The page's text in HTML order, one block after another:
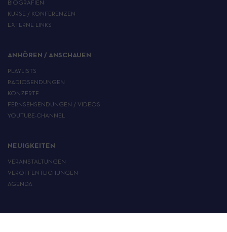
BIOGRAFIEN
KURSE / KONFERENZEN
EXTERNE LINKS
ANHÖREN / ANSCHAUEN
PLAYLISTS
RADIOSENDUNGEN
KONZERTE
FERNSEHSENDUNGEN / VIDEOS
YOUTUBE-CHANNEL
NEUIGKEITEN
VERANSTALTUNGEN
VERÖFFENTLICHUNGEN
AGENDA